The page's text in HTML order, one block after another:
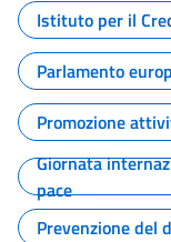
Istituto per il
Parlamento
Promozione
Giornata
pace
Prevenzione del